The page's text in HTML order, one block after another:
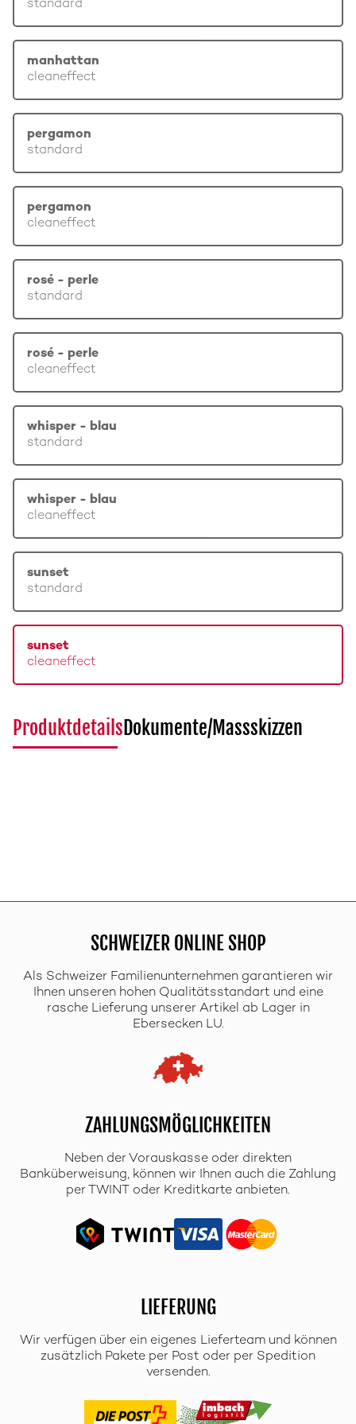
standard
manhattan
cleaneffect
pergamon
standard
pergamon
cleaneffect
rosé - perle
standard
rosé - perle
cleaneffect
whisper - blau
standard
whisper - blau
cleaneffect
sunset
standard
sunset
cleaneffect
ProduktdetailsDokumente/Massskizzen
SCHWEIZER ONLINE SHOP
Als Schweizer Familienunternehmen garantieren wir
Ihnen unseren hohen Qualitätsstandart und eine
rasche Lieferung unserer Artikel ab Lager in
Ebersecken LU.
ZAHLUNGSMÖGLICHKEITEN
Neben der Vorauskasse oder direkten
Banküberweisung, können wir Ihnen auch die Zahlung
per TWINT oder Kreditkarte anbieten.
LIEFERUNG
Wir verfügen über ein eigenes Lieferteam und können
zusätzlich Pakete per Post oder per Spedition
versenden.